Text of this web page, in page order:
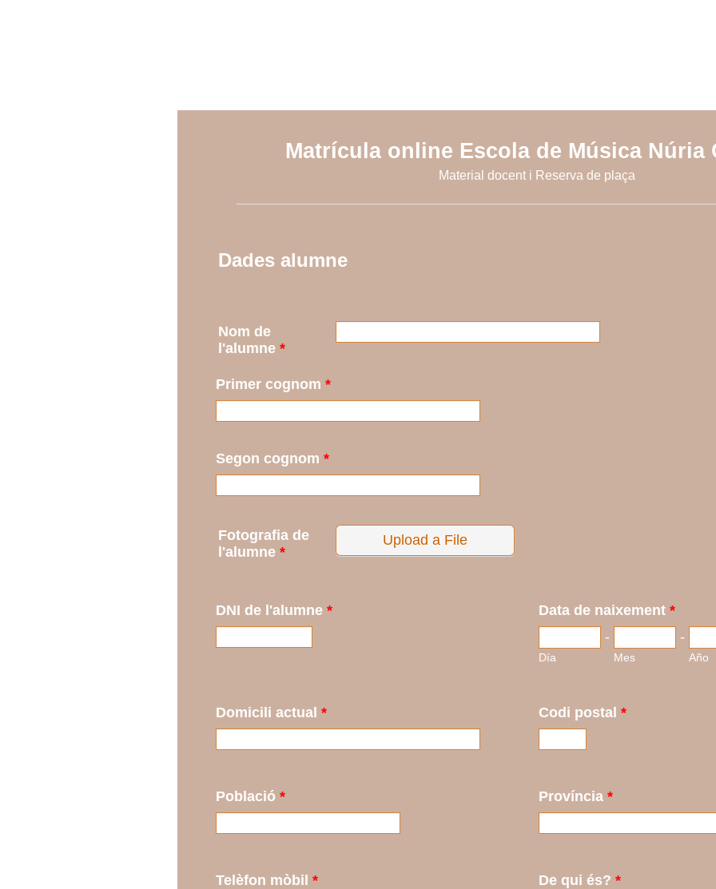
Matrícula online Escola de Música Núria
Material docent i Reserva de plaça
Dades alumne
Nom de
l'alumne *
Primer cognom *
Segon cognom *
Fotografia de
l'alumne *
Upload a File
DNI de l'alumne * Data de naixement *
-
Día
-
Mes Año
Domicili actual * Codi postal *
Població * Província *
Telèfon mòbil * De qui és? *